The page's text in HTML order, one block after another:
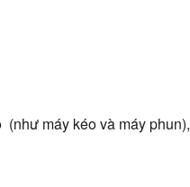
(như máy kéo và máy phun),